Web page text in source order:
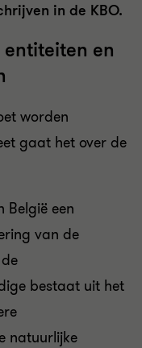
in de KBO.
en
worden
gaat het over de
België een
van de
bestaat uit het
natuurlijke